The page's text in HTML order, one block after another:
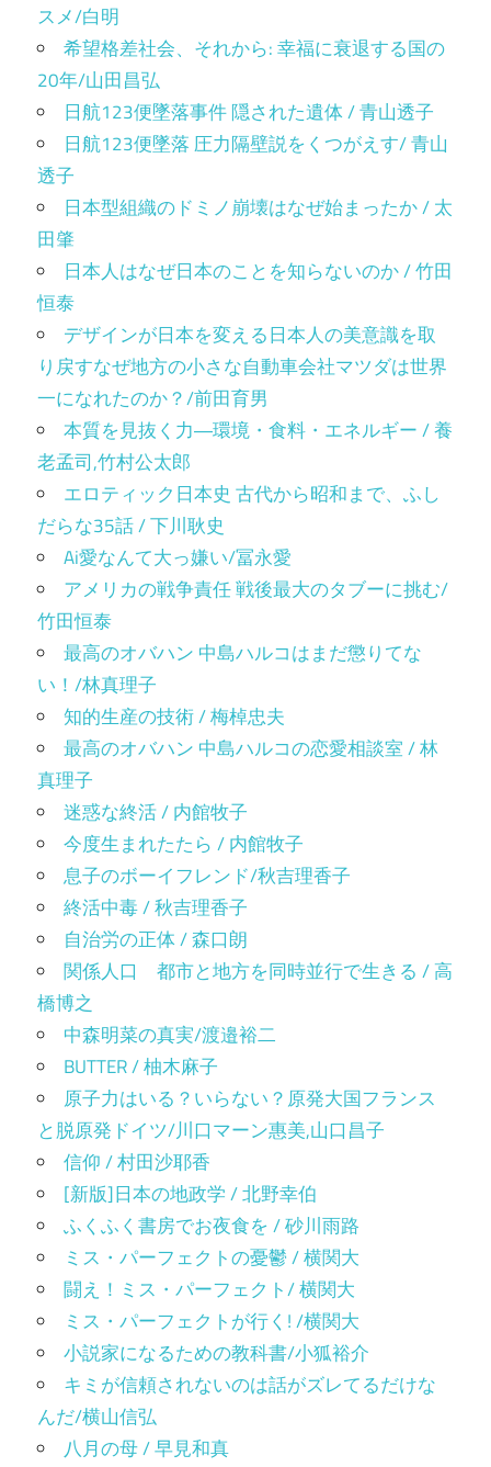
スメ/白明
希望格差社会、それから: 幸福に衰退する国の
20年/山田昌弘
日航123便墜落事件 隠された遺体 / 青山透子
日航123便墜落 圧力隔壁説をくつがえす/ 青山
透子
日本型組織のドミノ崩壊はなぜ始まったか / 太
田肇
日本人はなぜ日本のことを知らないのか / 竹田
恒泰
デザインが日本を変える日本人の美意識を取
り戻すなぜ地方の小さな自動車会社マツダは世界
一になれたのか？/前田育男
本質を見抜く力―環境・食料・エネルギー / 養
老孟司,竹村公太郎
エロティック日本史 古代から昭和まで、ふし
だらな35話 / 下川耿史
Ai愛なんて大っ嫌い/冨永愛
アメリカの戦争責任 戦後最大のタブーに挑む/
竹田恒泰
最高のオバハン 中島ハルコはまだ懲りてな
い！/林真理子
知的生産の技術 / 梅棹忠夫
最高のオバハン 中島ハルコの恋愛相談室 / 林
真理子
迷惑な終活 / 内館牧子
今度生まれたたら / 内館牧子
息子のボーイフレンド/秋吉理香子
終活中毒 / 秋吉理香子
自治労の正体 / 森口朗
関係人口 都市と地方を同時並行で生きる / 高
橋博之
中森明菜の真実/渡邉裕二
BUTTER / 柚木麻子
原子力はいる？いらない？原発大国フランス
と脱原発ドイツ/川口マーン惠美,山口昌子
信仰 / 村田沙耶香
[新版]日本の地政学 / 北野幸伯
ふくふく書房でお夜食を / 砂川雨路
ミス・パーフェクトの憂鬱 / 横関大
闘え！ミス・パーフェクト/ 横関大
ミス・パーフェクトが行く! /横関大
小説家になるための教科書/小狐裕介
キミが信頼されないのは話がズレてるだけな
んだ/横山信弘
八月の母 / 早見和真